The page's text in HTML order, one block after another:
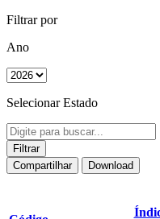
Filtrar por
Ano
Selecionar Estado
Filtrar
Compartilhar
Download